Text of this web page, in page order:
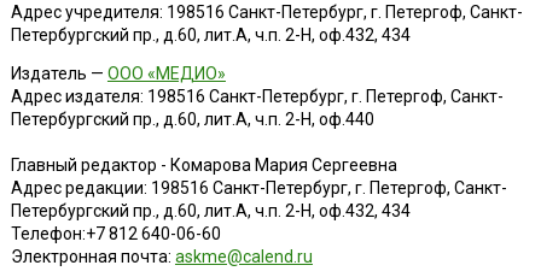
Адрес учредителя: 198516 Санкт-Петербург, г. Петергоф, Санкт-
Петербургский пр., д.60, лит.А, ч.п. 2-Н, оф.432, 434
Издатель — ООО «МЕДИО»
Адрес издателя: 198516 Санкт-Петербург, г. Петергоф, Санкт-
Петербургский пр., д.60, лит.А, ч.п. 2-Н, оф.440
Главный редактор - Комарова Мария Сергеевна
Адрес редакции: 198516 Санкт-Петербург, г. Петергоф, Санкт-
Петербургский пр., д.60, лит.А, ч.п. 2-Н, оф.432, 434
Телефон:+7 812 640-06-60
Электронная почта: askme@calend.ru